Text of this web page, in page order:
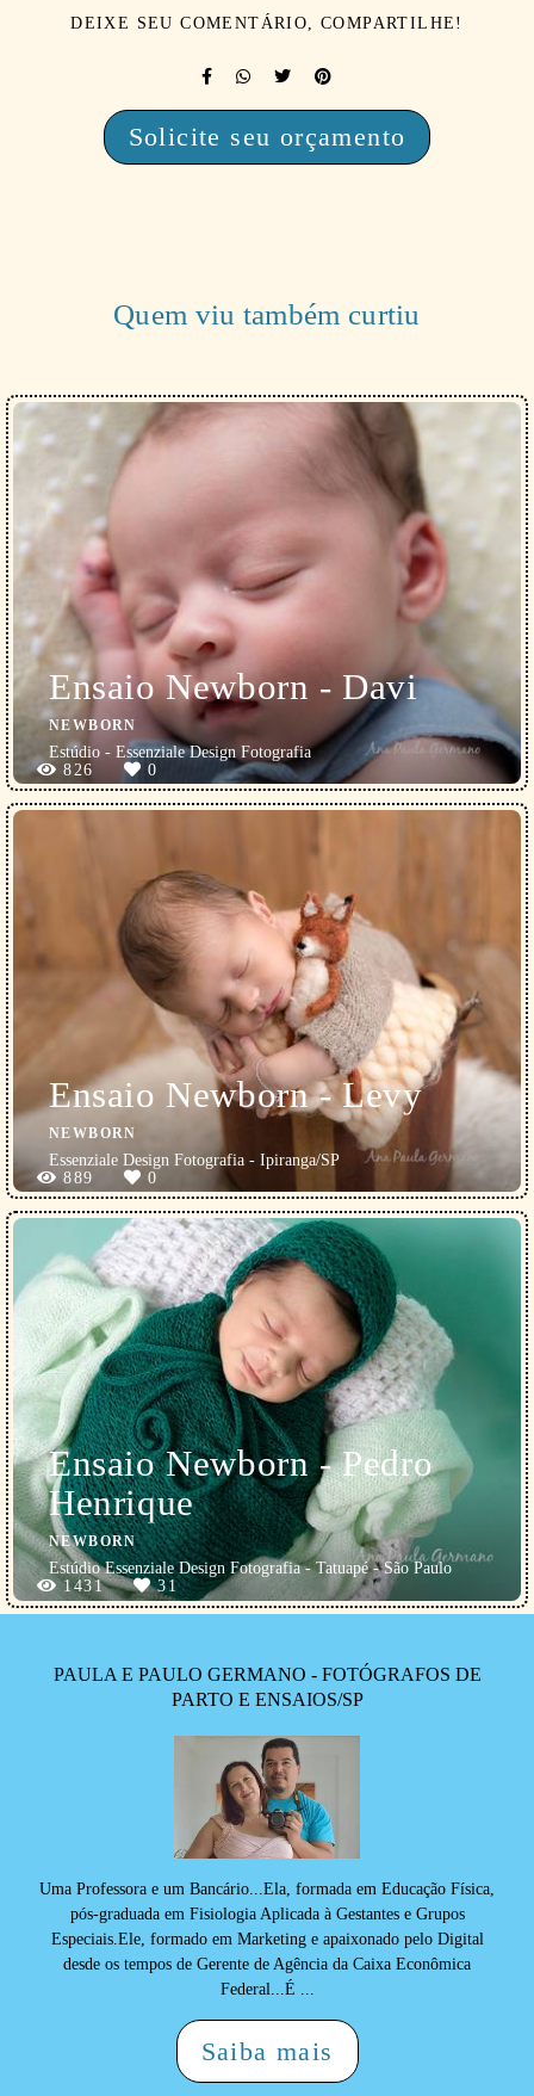
DEIXE SEU COMENTÁRIO, COMPARTILHE!
Solicite seu orçamento
Quem viu também curtiu
Ensaio Newborn - Davi
NEWBORN
Estúdio - Essenziale Design Fotografia
826
0
Ensaio Newborn - Levy
NEWBORN
Essenziale Design Fotografia - Ipiranga/SP
889
0
Ensaio Newborn - Pedro
Henrique
NEWBORN
Estúdio Essenziale Design Fotografia - Tatuapé - São Paulo
1431
31
PAULA E PAULO GERMANO - FOTÓGRAFOS DE
PARTO E ENSAIOS/SP
Uma Professora e um Bancário...Ela, formada em Educação Física,
pós-graduada em Fisiologia Aplicada à Gestantes e Grupos
Especiais.Ele, formado em Marketing e apaixonado pelo Digital
desde os tempos de Gerente de Agência da Caixa Econômica
Federal...É ...
Saiba mais